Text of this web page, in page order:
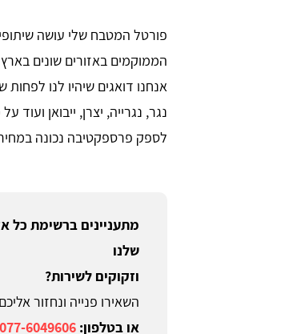
פורטל המטבח שלי עושה
הממוקמים באזורים שונים
אנחנו דואגים שיהיו לנו
נגר, נגרייה, יצרן, ייבואן
לספק פרספקטיבה נכונה
מתעניינים ברשימת כל
שלנו
וזקוקים לשירות?
השאירו פנייה ונחזור
או בטלפון:077-6049606